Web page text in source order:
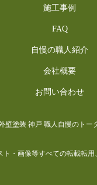
施工事例
FAQ
自慢の職人紹介
会社概要
お問い合わせ
壁塗装 神戸 職人自慢のトー
・画像等すべての転載転